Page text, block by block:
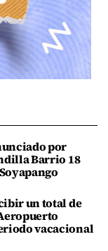
por
Barrio 18
un total de
vacacional